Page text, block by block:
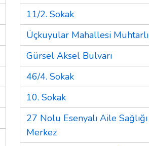
11/2. Sokak
Üçkuyular Mahallesi
Gürsel Aksel Bulvarı
46/4. Sokak
10. Sokak
27 Nolu Esenyalı Aile Sağlığı
Merkez